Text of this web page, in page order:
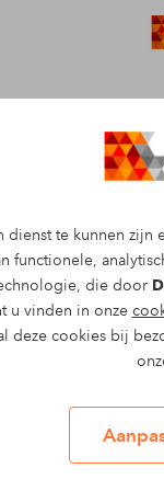
dienst te kunnen zijn
functionele,
die door
u vinden in onze
deze cookies bij
rust en
zoals traplopen,
in
We